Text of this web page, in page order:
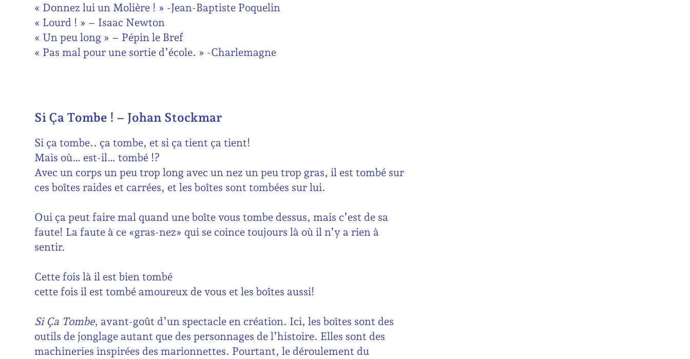
« Donnez lui un Molière ! » -Jean-Baptiste Poquelin
« Lourd ! » – Isaac Newton
« Un peu long » – Pépin le Bref
« Pas mal pour une sortie d’école. » -Charlemagne
Si Ça Tombe ! – Johan Stockmar
Si ça tombe.. ça tombe, et si ça tient ça tient!
Mais où… est-il… tombé !?
Avec un corps un peu trop long avec un nez un peu trop gras, il est tombé sur
ces boîtes raides et carrées, et les boîtes sont tombées sur lui.
Oui ça peut faire mal quand une boîte vous tombe dessus, mais c’est de sa
faute! La faute à ce «gras-nez» qui se coince toujours là où il n’y a rien à
sentir.
Cette fois là il est bien tombé
cette fois il est tombé amoureux de vous et les boîtes aussi!
Si Ça Tombe, avant-goût d’un spectacle en création. Ici, les boîtes sont des
outils de jonglage autant que des personnages de l’histoire. Elles sont des
machineries inspirées des marionnettes. Pourtant, le déroulement du